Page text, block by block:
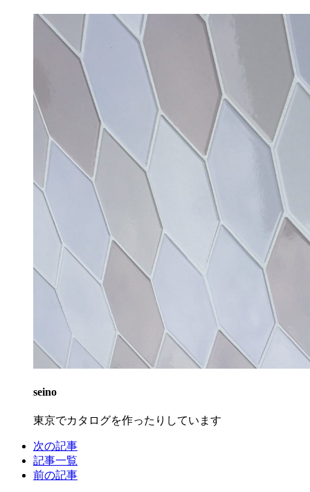
seino
東京でカタログを作ったりしています
次の記事
記事一覧
前の記事